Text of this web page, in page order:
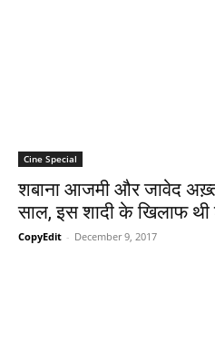
Cine Special
शबाना आजमी और जावेद
साल, इस शादी के खिलाफ थी
CopyEdit - December 9, 2017